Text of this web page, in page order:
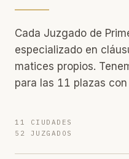
Cada Juzgado de
especializado en
matices propios.
para las 11 plazas
11 CIUDADES
52 JUZGADOS